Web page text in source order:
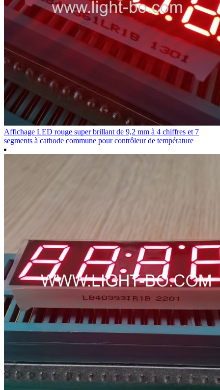
Affichage LED rouge super brillant de 9,2 mm à 4 chiffres et 7
segments à cathode commune pour contrôleur de température